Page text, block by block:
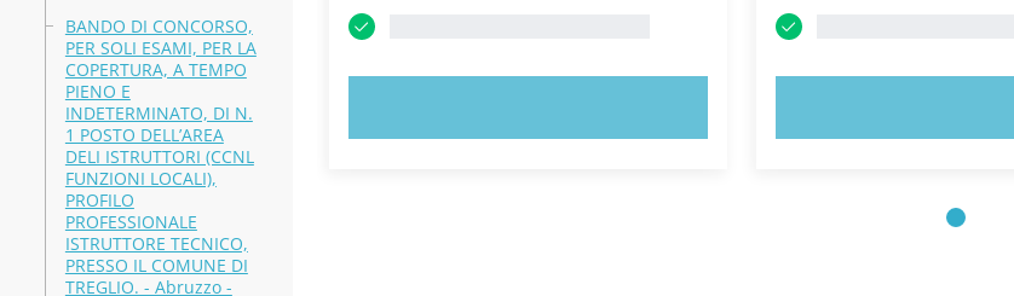
BANDO DI CONCORSO,
PER SOLI ESAMI, PER LA
COPERTURA, A TEMPO
PIENO E
INDETERMINATO, DI N.
1 POSTO DELL’AREA
DELI ISTRUTTORI (CCNL
FUNZIONI LOCALI),
PROFILO
PROFESSIONALE
ISTRUTTORE TECNICO,
PRESSO IL COMUNE DI
TREGLIO. - Abruzzo -